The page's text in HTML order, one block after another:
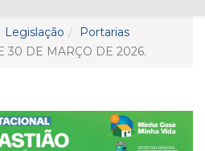
Legislação
Portarias
30 DE MARÇO DE 2026.